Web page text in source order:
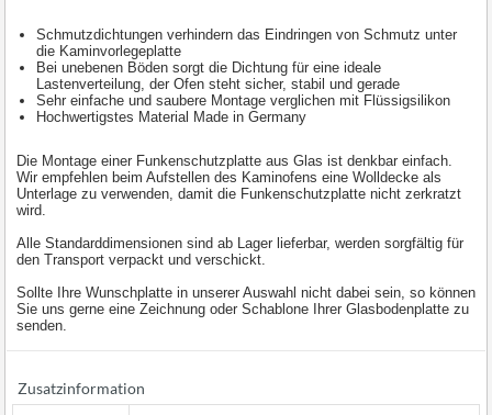
Schmutzdichtungen verhindern das Eindringen von Schmutz unter
die Kaminvorlegeplatte
Bei unebenen Böden sorgt die Dichtung für eine ideale
Lastenverteilung, der Ofen steht sicher, stabil und gerade
Sehr einfache und saubere Montage verglichen mit Flüssigsilikon
Hochwertigstes Material Made in Germany
Die Montage einer Funkenschutzplatte aus Glas ist denkbar einfach.
Wir empfehlen beim Aufstellen des Kaminofens eine Wolldecke als
Unterlage zu verwenden, damit die Funkenschutzplatte nicht zerkratzt
wird.
Alle Standarddimensionen sind ab Lager lieferbar, werden sorgfältig für
den Transport verpackt und verschickt.
Sollte Ihre Wunschplatte in unserer Auswahl nicht dabei sein, so können
Sie uns gerne eine Zeichnung oder Schablone Ihrer Glasbodenplatte zu
senden.
Zusatzinformation